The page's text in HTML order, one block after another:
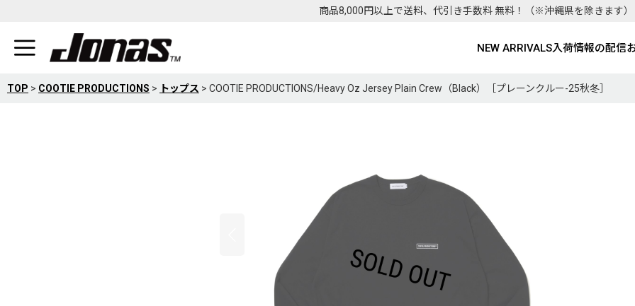
商品8,000円以上で送料、代引き手数料 無料！ （※沖縄県を除きます）
NEW ARRIVALS入荷情報の配信
TOP > COOTIE PRODUCTIONS > トップス > COOTIE PRODUCTIONS/Heavy Oz Jersey Plain Crew（Black）［プレーンクルー-25秋冬］